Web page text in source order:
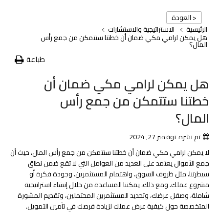
< العودة
الرئيسية
الاستراتيجية والاستشارات
هل يمكن لرامي مكي ضمان أن خطتنا ستتمكن من جمع رأس
المال؟
طباعة
هل يمكن لرامي مكي ضمان أن
خطتنا ستتمكن من جمع رأس
المال؟
تم نشره نوفمبر 27, 2024
لا يمكن لرامي مكي ضمان أن خطتنا ستتمكن من جمع رأس المال، حيث أن
جمع الأموال يعتمد على العديد من العوامل التي لا تقع ضمن نطاق
سيطرتنا، مثل ظروف السوق، واهتمام المستثمرين، وجودة فكرة أو
مشروع عملك. ومع ذلك، يمكننا المساعدة من خلال إنشاء استراتيجية
شاملة، وصقل عرضك، وتحديد المستثمرين المحتملين، وتقديم المشورة
المتخصصة حول كيفية عرض عملك لزيادة فرصك في تأمين التمويل.